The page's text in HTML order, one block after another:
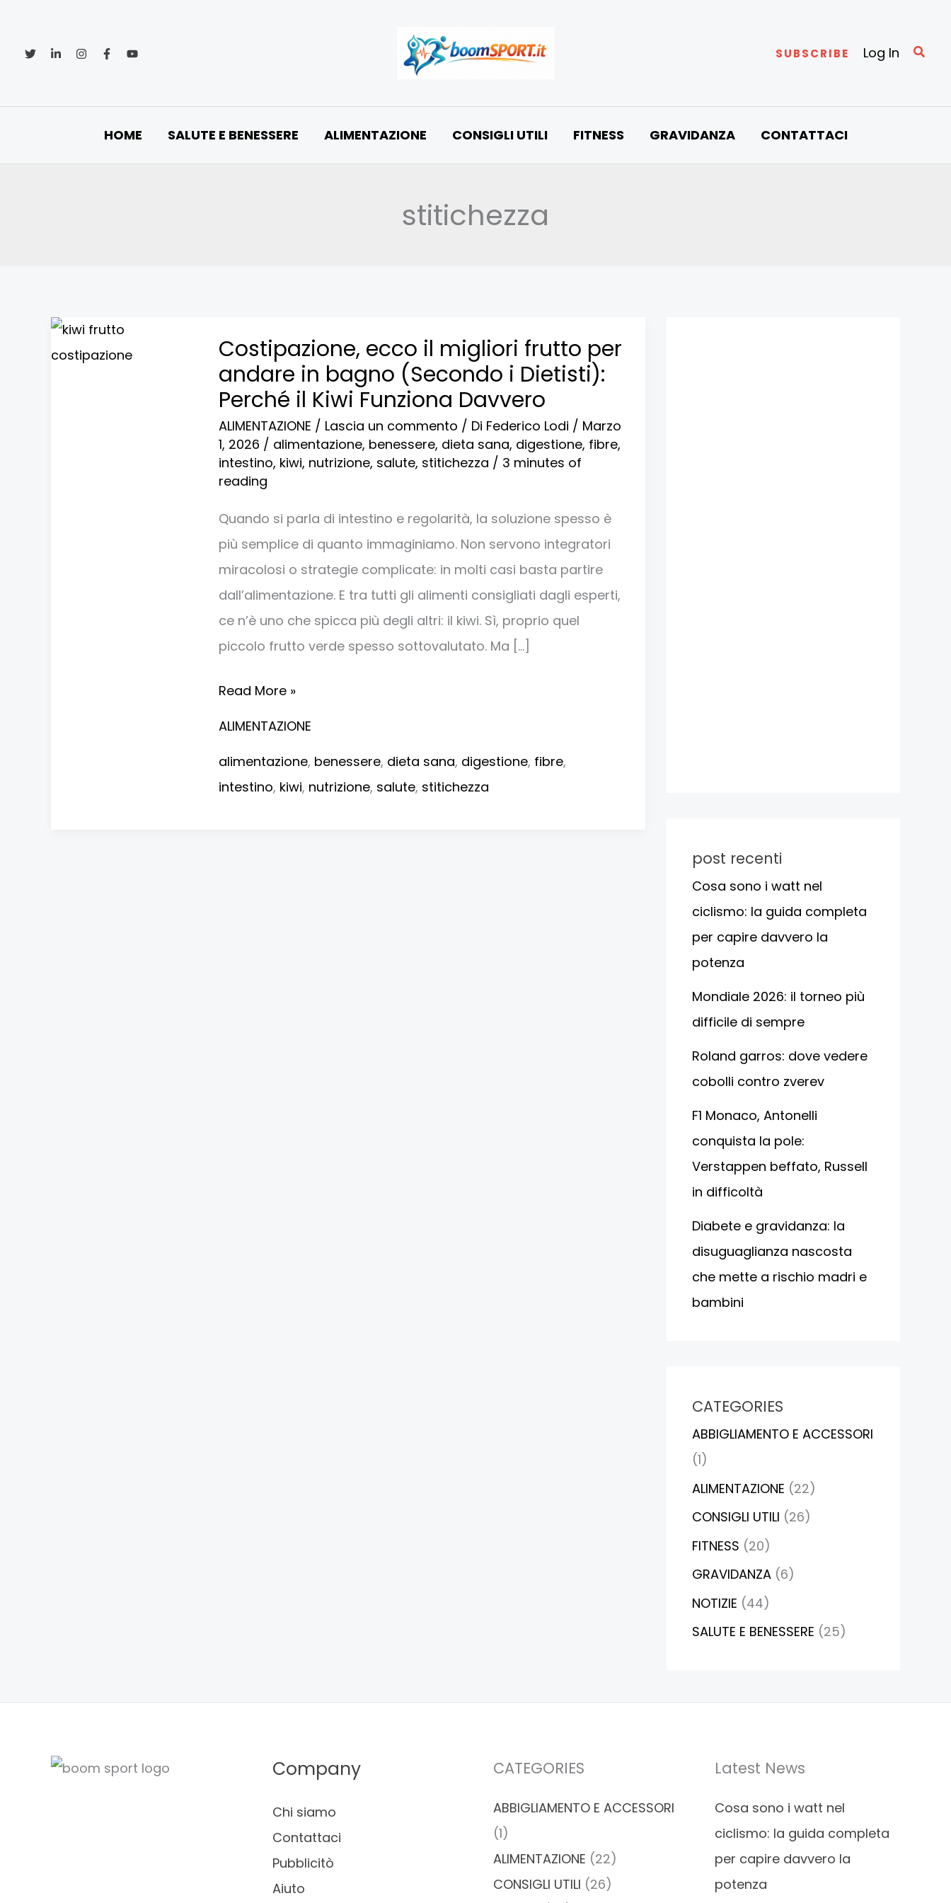
contenuto
SUBSCRIBE Log In Cerca
HOME SALUTE E BENESSERE ALIMENTAZIONE CONSIGLI UTILI FITNESS GRAVIDANZA CONTATTACI
stitichezza
Costipazione, ecco il migliori frutto per
andare in bagno (Secondo i Dietisti):
Perché il Kiwi Funziona Davvero
ALIMENTAZIONE / Lascia un commento / Di Federico Lodi / Marzo
1, 2026 / alimentazione, benessere, dieta sana, digestione, fibre,
intestino, kiwi, nutrizione, salute, stitichezza / 3 minutes of
reading
Quando si parla di intestino e regolarità, la soluzione spesso è
più semplice di quanto immaginiamo. Non servono integratori
miracolosi o strategie complicate: in molti casi basta partire
dall’alimentazione. E tra tutti gli alimenti consigliati dagli esperti,
ce n’è uno che spicca più degli altri: il kiwi. Sì, proprio quel
piccolo frutto verde spesso sottovalutato. Ma […]
ecco
il
migliori
frutto
per
andare
(Secondo
il
Kiwi
Davvero
Read More »
ALIMENTAZIONE
alimentazione, benessere, dieta sana, digestione, fibre,
intestino, kiwi, nutrizione, salute, stitichezza
post recenti
Cosa sono i watt nel
ciclismo: la guida completa
per capire davvero la
potenza
Mondiale 2026: il torneo più
difficile di sempre
Roland garros: dove vedere
cobolli contro zverev
F1 Monaco, Antonelli
conquista la pole:
Verstappen beffato, Russell
in difficoltà
Diabete e gravidanza: la
disuguaglianza nascosta
che mette a rischio madri e
bambini
CATEGORIES
ABBIGLIAMENTO E ACCESSORI
(1)
ALIMENTAZIONE (22)
CONSIGLI UTILI (26)
FITNESS (20)
GRAVIDANZA (6)
NOTIZIE (44)
SALUTE E BENESSERE (25)
Company
Chi siamo
Contattaci
Pubblicitò
Aiuto
CATEGORIES
ABBIGLIAMENTO E ACCESSORI
(1)
ALIMENTAZIONE (22)
CONSIGLI UTILI (26)
Latest News
Cosa sono i watt nel
ciclismo: la guida completa
per capire davvero la
potenza